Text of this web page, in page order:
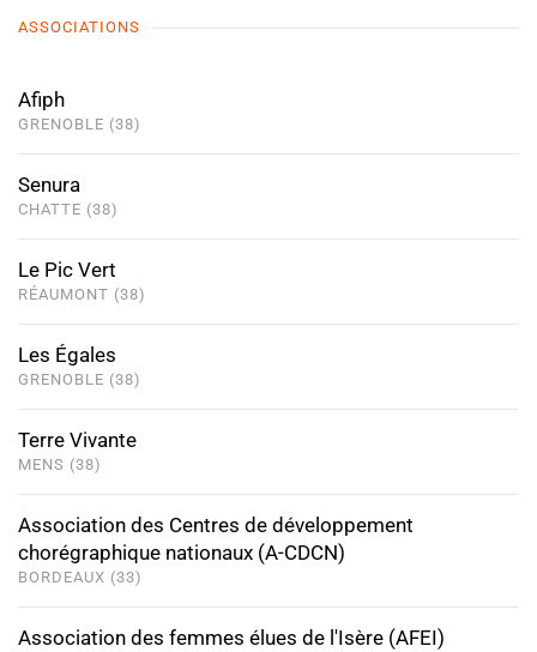
ASSOCIATIONS
Afiph
GRENOBLE (38)
Senura
CHATTE (38)
Le Pic Vert
RÉAUMONT (38)
Les Égales
GRENOBLE (38)
Terre Vivante
MENS (38)
Association des Centres de développement
chorégraphique nationaux (A-CDCN)
BORDEAUX (33)
Association des femmes élues de l'Isère (AFEI)